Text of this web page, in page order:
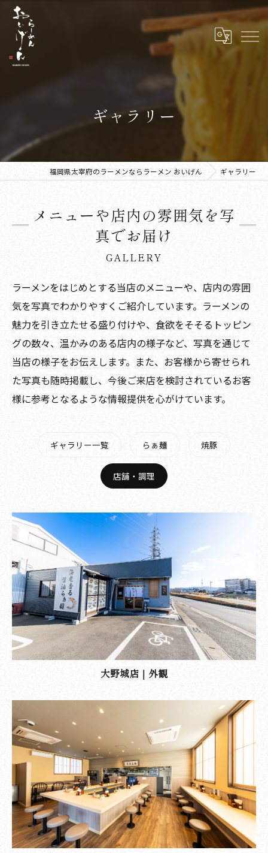
ギャラリー
福岡県太宰府のラーメンならラーメン おいげん ギャラリー
メニューや店内の雰囲気を写
真でお届け
GALLERY
ラーメンをはじめとする当店のメニューや、店内の雰囲
気を写真でわかりやすくご紹介しています。ラーメンの
魅力を引き立たせる盛り付けや、食欲をそそるトッピン
グの数々、温かみのある店内の様子など、写真を通じて
当店の様子をお伝えします。また、お客様から寄せられ
た写真も随時掲載し、今後ご来店を検討されているお客
様に参考となるような情報提供を心がけています。
ギャラリー一覧 らぁ麺 焼豚
店舗・調理
大野城店｜外観